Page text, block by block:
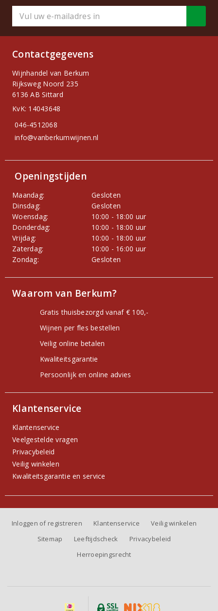
Contactgegevens
Wijnhandel van Berkum
Rijksweg Noord 235
6136 AB Sittard
KvK: 14043648
046-4512068
info@vanberkumwijnen.nl
Openingstijden
Maandag:
Gesloten
Dinsdag:
Gesloten
Woensdag:
10:00 - 18:00 uur
Donderdag:
10:00 - 18:00 uur
Vrijdag:
10:00 - 18:00 uur
Zaterdag:
10:00 - 16:00 uur
Zondag:
Gesloten
Waarom van Berkum?
Gratis thuisbezorgd vanaf € 100,-
Wijnen per fles bestellen
Veilig online betalen
Kwaliteitsgarantie
Persoonlijk en online advies
Klantenservice
Klantenservice
Veelgestelde vragen
Privacybeleid
Veilig winkelen
Kwaliteitsgarantie en service
Inloggen of registreren Klantenservice
Veilig winkelen
Sitemap
Leeftijdscheck
Privacybeleid
Herroepingsrecht